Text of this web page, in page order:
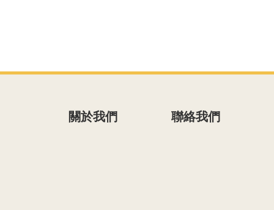
關於我們 聯絡我們